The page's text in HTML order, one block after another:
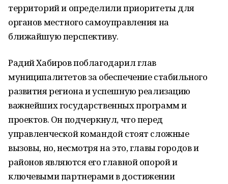
территорий и определили приоритеты для
органов местного самоуправления на
ближайшую перспективу.
Радий Хабиров поблагодарил глав
муниципалитетов за обеспечение стабильного
развития региона и успешную реализацию
важнейших государственных программ и
проектов. Он подчеркнул, что перед
управленческой командой стоят сложные
вызовы, но, несмотря на это, главы городов и
районов являются его главной опорой и
ключевыми партнерами в достижении